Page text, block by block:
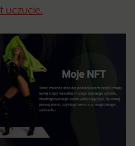
uczucie.